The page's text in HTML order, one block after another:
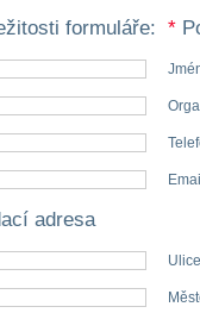
formuláře: *
adresa